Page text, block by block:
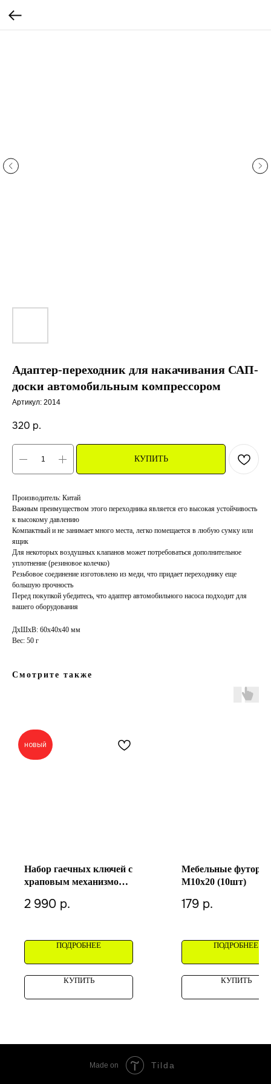
Адаптер-переходник для накачивания САП-
доски автомобильным компрессором
Артикул: 2014
320 р.
КУПИТЬ
Производитель: Китай
Важным преимуществом этого переходника является его высокая устойчивость
к высокому давлению
Компактный и не занимает много места, легко помещается в любую сумку или
ящик
Для некоторых воздушных клапанов может потребоваться дополнительное
уплотнение (резиновое колечко)
Резьбовое соединение изготовлено из меди, что придает переходнику еще
большую прочность
Перед покупкой убедитесь, что адаптер автомобильного насоса подходит для
вашего оборудования
ДxШxВ: 60x40x40 мм
Вес: 50 г
Смотрите также
новый
Набор гаечных ключей с
храповым механизмом в
2 990 р.
ПОДРОБНЕЕ
КУПИТЬ
Мебельные футорки
M10х20 (10шт)
179 р.
ПОДРОБНЕЕ
КУПИТЬ
Made on Tilda